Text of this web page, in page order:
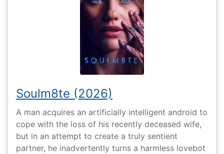
Soulm8te (2026)
A man acquires an artificially intelligent android to
cope with the loss of his recently deceased wife,
but in an attempt to create a truly sentient
partner, he inadvertently turns a harmless lovebot